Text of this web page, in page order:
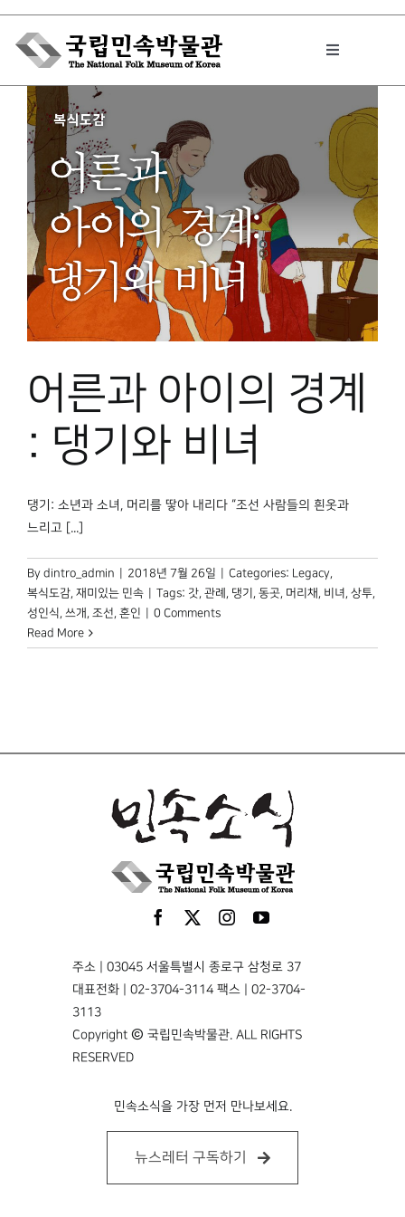
Skip
content
Toggle
박물관에서는
민속이야기
민속 인사이드
원문보기 PDF
박물관 홈페이지
어른과 아이의 경계
: 댕기와 비녀
댕기: 소년과 소녀, 머리를 땋아 내리다 “조선 사람들의 흰옷과
느리고 [...]
By dintro_admin 2018년 7월 26일 Categories: Legacy,
복식도감, 재미있는 민속 Tags: 갓, 관례 , 댕기 , 동곳, 머리채 , 비녀 , 상투,
성인식, 쓰개 , 조선, 혼인
0 Comments
Read More
주소 | 03045 서울특별시 종로구 삼청로 37
대표전화 | 02-3704-3114 팩스 | 02-3704-
3113
Copyright © 국립민속박물관. ALL RIGHTS
RESERVED
민속소식을 가장 먼저 만나보세요.
뉴스레터 구독하기